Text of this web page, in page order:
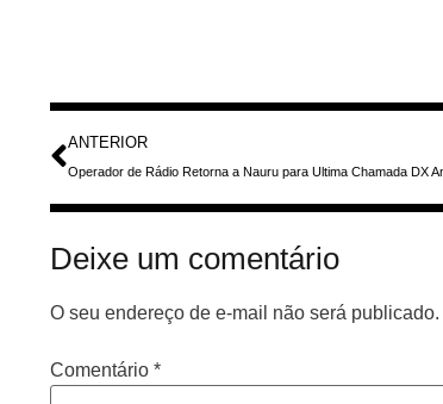
ANTERIOR
Deixe um comentário
O seu endereço de e-mail não será publicado.
Comentário *